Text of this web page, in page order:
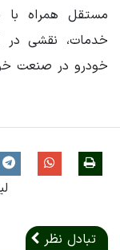
مستقل همراه با
خدمات، نقشی در
خودرو در صنعت
تبادل نظر